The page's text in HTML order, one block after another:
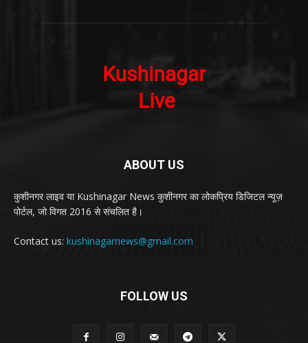
ABOUT US
कुशीनगर लाइव या Kushinagar News कुशीनगर का लोकप्रिय डिजिटल न्यूज़
पोर्टल, जो विगत 2016 से संचलित है।
Contact us: kushinagarnews@gmail.com
FOLLOW US